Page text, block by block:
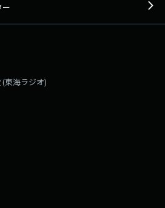
ー
東海ラジオ)